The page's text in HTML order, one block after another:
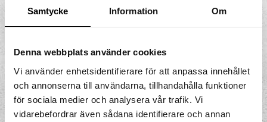
Samtycke Information Om
Denna webbplats använder cookies
Vi använder enhetsidentifierare för att anpassa innehållet
och annonserna till användarna, tillhandahålla funktioner
för sociala medier och analysera vår trafik. Vi
vidarebefordrar även sådana identifierare och annan
energiförluster. Energiförluster är när
Som när du känner värme från olika
maskiner eller apparater som varit igång
ett tag, de fungerar och du känner värmen
från bilmotorn och bildskärmen, men
värmen i sig har ingen funktion.